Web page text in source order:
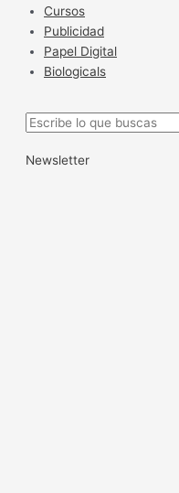
Cursos
Publicidad
Papel Digital
Biologicals
Newsletter